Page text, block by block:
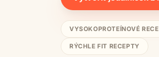
VYSOKOPROTEÍNOVÉ
RÝCHLE FIT RECEPTY